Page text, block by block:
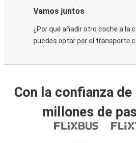
Vamos juntos
¿Por qué añadir otro coche a la
puedes optar por el transporte
Con la confianza
millones de